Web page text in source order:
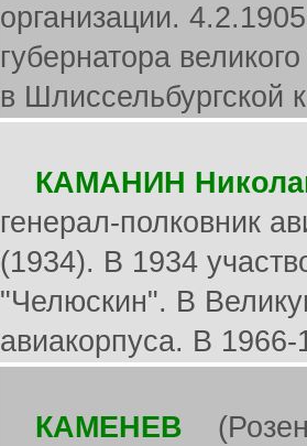
организации.
губернатора
в Шлиссельбургской
КАМАНИН
генерал-полковник
(1934). В 1934
"Челюскин". В
авиакорпуса. В 1966-
КАМЕНЕВ